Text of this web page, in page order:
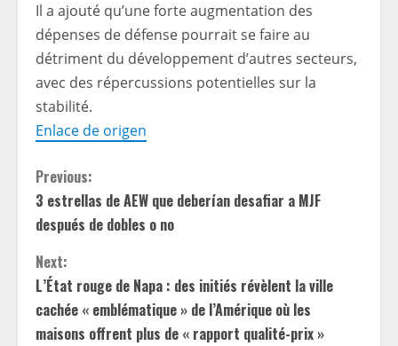
Il a ajouté qu’une forte augmentation des
dépenses de défense pourrait se faire au
détriment du développement d’autres secteurs,
avec des répercussions potentielles sur la
stabilité.
Enlace de origen
C
o
n
t
i
Previous:
3 estrellas de AEW que deberían desafiar a MJF
después de dobles o no
Next:
L’État rouge de Napa : des initiés révèlent la ville
cachée « emblématique » de l’Amérique où les
maisons offrent plus de « rapport qualité-prix »